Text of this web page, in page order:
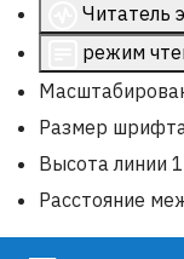
Читатель
режим
Размер
Высота линии
Расстояние